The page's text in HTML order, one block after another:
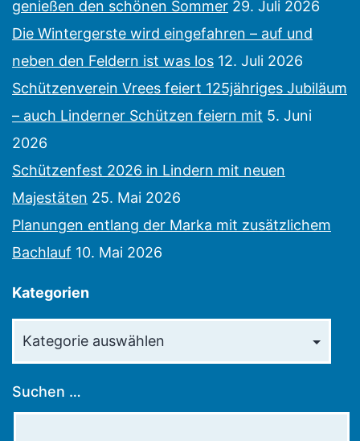
genießen den schönen Sommer 29. Juli 2026
Die Wintergerste wird eingefahren – auf und
neben den Feldern ist was los 12. Juli 2026
Schützenverein Vrees feiert 125jähriges Jubiläum
– auch Linderner Schützen feiern mit 5. Juni
2026
Schützenfest 2026 in Lindern mit neuen
Majestäten 25. Mai 2026
Planungen entlang der Marka mit zusätzlichem
Bachlauf 10. Mai 2026
Kategorien
Suchen …